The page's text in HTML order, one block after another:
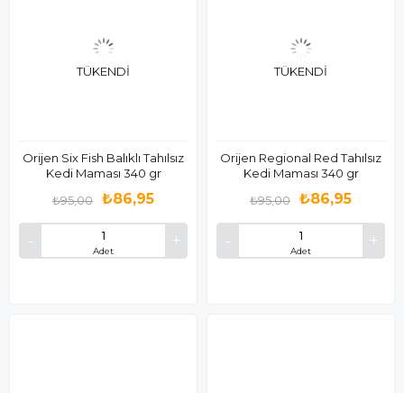
TÜKENDI
Orijen Six Fish Balıklı Tahılsız
Kedi Maması 340 gr
Adet
₺86,95
₺95,00
TÜKENDI
Orijen Regional Red Tahılsız
Kedi Maması 340 gr
Adet
₺86,95
₺95,00